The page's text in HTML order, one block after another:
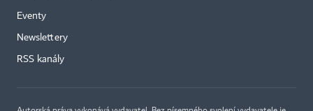
Eventy
Newslettery
RSS kanály